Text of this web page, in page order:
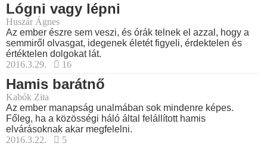
Lógni vagy lépni
Huszár Ágnes
Az ember észre sem veszi, és órák telnek el azzal, hogy a
semmiről olvasgat, idegenek életét figyeli, érdektelen és
értéktelen dolgokat lát.
2016.3.29.
16
Hamis barátnő
Kabók Zita
Az ember manapság unalmában sok mindenre képes.
Főleg, ha a közösségi háló által felállított hamis
elvárásoknak akar megfelelni.
2016.3.22.
5